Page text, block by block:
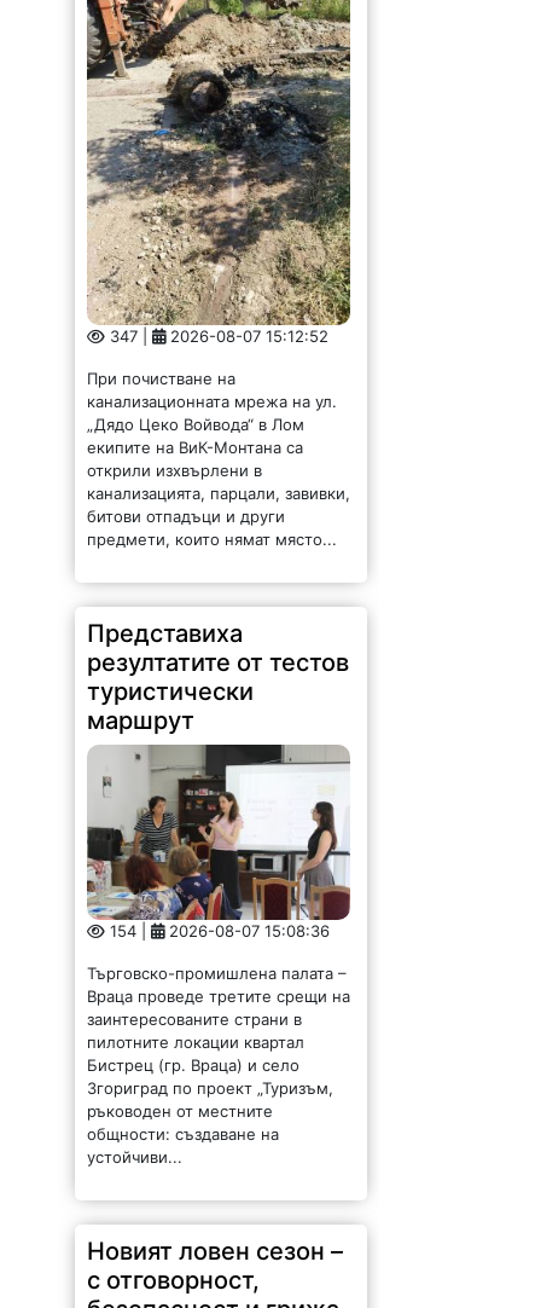
347 | 2026-08-07 15:12:52
При почистване на
канализационната мрежа на ул.
„Дядо Цеко Войвода“ в Лом
екипите на ВиК-Монтана са
открили изхвърлени в
канализацията, парцали, завивки,
битови отпадъци и други
предмети, които нямат място...
Представиха
резултатите от тестов
туристически
маршрут
154 | 2026-08-07 15:08:36
Търговско-промишлена палата –
Враца проведе третите срещи на
заинтересованите страни в
пилотните локации квартал
Бистрец (гр. Враца) и село
Згориград по проект „Туризъм,
ръководен от местните
общности: създаване на
устойчиви...
Новият ловен сезон –
с отговорност,